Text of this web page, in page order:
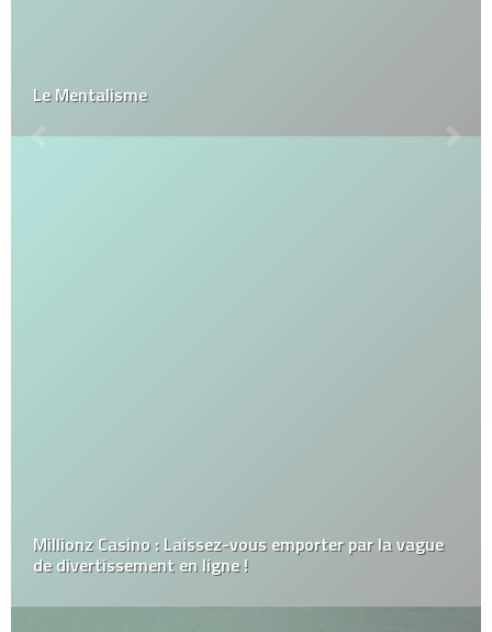
Le Mentalisme
Millionz Casino : Laissez-vous emporter par la vague
de divertissement en ligne !